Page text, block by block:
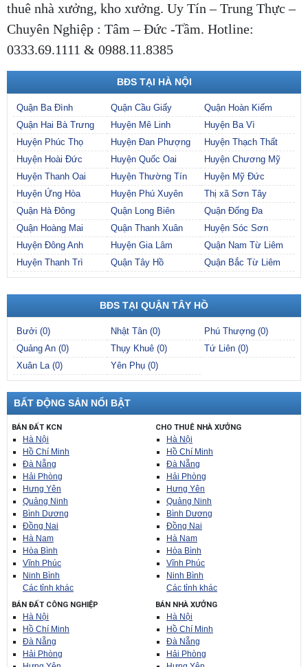
thuê nhà xưởng, kho xưởng. Uy Tín – Trung Thực –
Chuyên Nghiệp : Tâm – Đức -Tầm. Hotline:
0333.69.1111 & 0988.11.8385
BĐS TẠI HÀ NỘI
Quận Ba Đình Quận Cầu Giấy
Quận Hoàn Kiếm
Quận Hai Bà Trưng
Huyện Mê Linh
Huyện Ba Vì
Huyện Phúc Thọ
Huyện Đan Phượng
Huyện Thạch Thất
Huyện Hoài Đức
Huyện Quốc Oai
Huyện Chương Mỹ
Huyện Thanh Oai
Huyện Thường Tín
Huyện Mỹ Đức
Huyện Ứng Hòa
Huyện Phú Xuyên
Thị xã Sơn Tây
Quận Hà Đông
Quận Long Biên
Quận Đống Đa
Quận Hoàng Mai
Quận Thanh Xuân
Huyện Sóc Sơn
Huyện Đông Anh
Huyện Gia Lâm
Quận Nam Từ Liêm
Huyện Thanh Trì
Quận Tây Hồ Quận Bắc Từ Liêm
BĐS TẠI QUẬN TÂY HỒ
Bưởi (0) Nhật Tân (0)
Phú Thượng (0)
Quảng An (0)
Thụy Khuê (0)
Tứ Liên (0)
Xuân La (0)
Yên Phụ (0)
BẤT ĐỘNG SẢN NỔI BẬT
BÁN ĐẤT KCN
Hà Nội
Hồ Chí Minh
Đà Nẵng
Hải Phòng
Hưng Yên
Quảng Ninh
Bình Dương
Đồng Nai
Hà Nam
Hòa Bình
Vĩnh Phúc
Ninh Bình
Các tỉnh khác
CHO THUÊ NHÀ XƯỞNG
Hà Nội
Hồ Chí Minh
Đà Nẵng
Hải Phòng
Hưng Yên
Quảng Ninh
Bình Dương
Đồng Nai
Hà Nam
Hòa Bình
Vĩnh Phúc
Ninh Bình
Các tỉnh khác
BÁN ĐẤT CÔNG NGHIỆP
Hà Nội
Hồ Chí Minh
Đà Nẵng
Hải Phòng
BÁN NHÀ XƯỞNG
Hà Nội
Hồ Chí Minh
Đà Nẵng
Hải Phòng